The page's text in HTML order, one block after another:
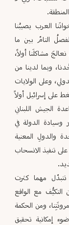
العرب يصيبُنا
التامّ بين ما
مشاكلَنا أولاً،
وبما لدينا من
وعلى الولايات
على إسرائيل أولاً
الجيش اللبناني
وسيادة الدولة في
والدولِ المعنية
تنفيذ الانسحاب
مهما كثرت
مع الواقع
ومن الحكمة
إمكانية تحقيق